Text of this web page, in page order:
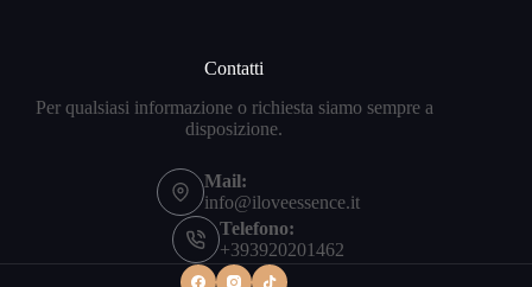
Contatti
Per qualsiasi informazione o richiesta siamo sempre a
disposizione.
Mail:
info@iloveessence.it
Telefono:
+393920201462